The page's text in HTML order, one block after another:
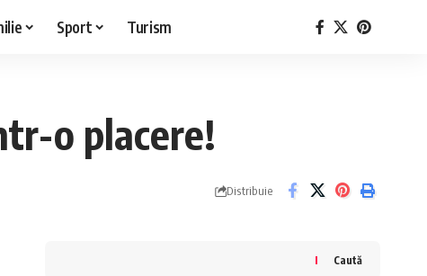
Sport Turism
o placere!
Distribuie
Caută